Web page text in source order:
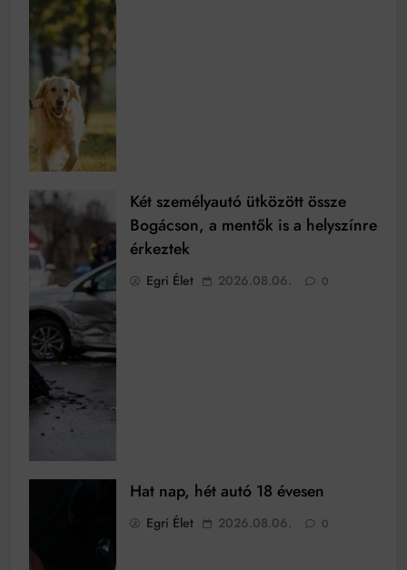
Két személyautó ütközött össze
Bogácson, a mentők is a helyszínre
érkeztek
Egri Élet 2026.08.06. 0
Hat nap, hét autó 18 évesen
Egri Élet 2026.08.06. 0